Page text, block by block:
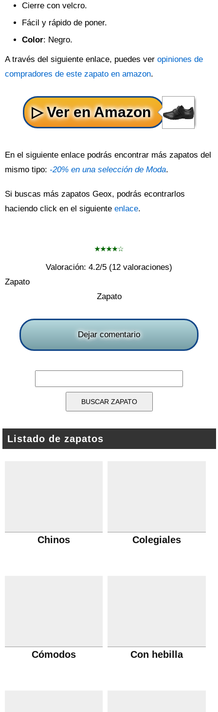
Cierre con velcro.
Fácil y rápido de poner.
Color: Negro.
A través del siguiente enlace, puedes ver opiniones de
compradores de este zapato en amazon.
En el siguiente enlace podrás encontrar más zapatos del
mismo tipo: -20% en una selección de Moda.
Si buscas más zapatos Geox, podrás econtrarlos
haciendo click en el siguiente enlace.
Valoración: 4.2/5 (12 valoraciones)
Zapato
Zapato
Dejar comentario
Listado de zapatos
Chinos Colegiales
Cómodos Con hebilla